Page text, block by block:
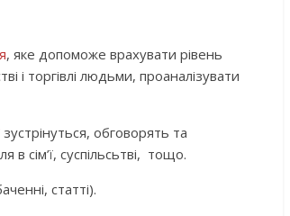
, яке допоможе врахувати рівень
і торгівлі людьми, проаналізувати
зустрінуться, обговорять та
сім’ї, суспільсьтві, тощо.
статті).